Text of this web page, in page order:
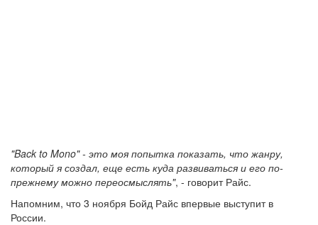
"Back to Mono" - это моя попытка показать, что жанру,
который я создал, еще есть куда развиваться и его по-
прежнему можно переосмыслять", - говорит Райс.
Напомним, что 3 ноября Бойд Райс впервые выступит в
России.